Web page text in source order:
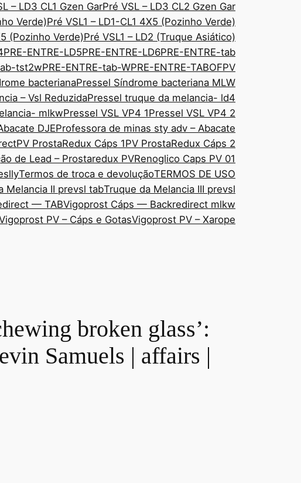
– LD3 CL1 Gzen GarPré VSL – LD3 CL2 Gzen Gar
Verde)Pré VSL1 – LD1-CL1 4X5 (Pozinho Verde)
(Pozinho Verde)Pré VSL1 – LD2 (Truque Asiático)
PRE-ENTRE-LD5PRE-ENTRE-LD6PRE-ENTRE-tab
tst2wPRE-ENTRE-tab-WPRE-ENTRE-TABOFPV
bacterianaPressel Síndrome bacteriana MLW
– Vsl ReduzidaPressel truque da melancia- ld4
mlkwPressel VSL VP4 1Pressel VSL VP4 2
DJEProfessora de minas sty adv – Abacate
PV ProstaRedux Cáps 1PV ProstaRedux Cáps 2
de Lead – Prostaredux PVRenoglico Caps PV 01
Termos de troca e devoluçãoTERMOS DE USO
Melancia II prevsl tabTruque da Melancia III prevsl
— TABVigoprost Cáps — Backredirect mlkw
PV – Cáps e GotasVigoprost PV – Xarope
broken glass’:
Samuels | affairs |